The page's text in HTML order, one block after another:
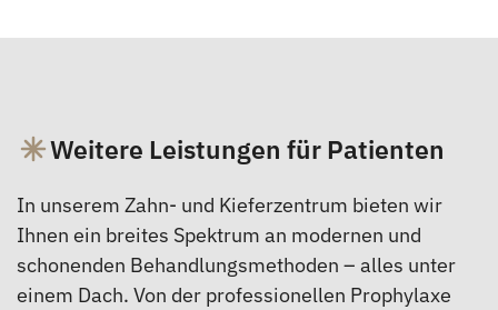
Weitere Leistungen für Patienten
In unserem Zahn- und Kieferzentrum bieten wir
Ihnen ein breites Spektrum an modernen und
schonenden Behandlungsmethoden – alles unter
einem Dach. Von der professionellen Prophylaxe